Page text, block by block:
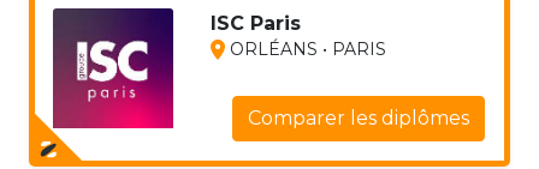
ISC Paris
ORLÉANS • PARIS
Comparer les diplômes